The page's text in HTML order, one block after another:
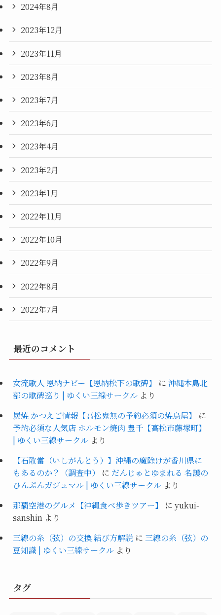
2024年8月
2023年12月
2023年11月
2023年8月
2023年7月
2023年6月
2023年4月
2023年2月
2023年1月
2022年11月
2022年10月
2022年9月
2022年8月
2022年7月
最近のコメント
女流歌人 恩納ナビー【恩納松下の歌碑】 に 沖縄本島北
部の歌碑巡り | ゆくい三線サークルより
炭焼 かつえご情報【高松鬼無の予約必須の焼鳥屋】
に
予約必須な人気店 ホルモン焼肉 豊千【高松市藤塚町】
| ゆくい三線サークルより
【石敢當（いしがんとう）】沖縄の魔除けが香川県に
もあるのか？（調査中）
に だんじゅとゆまれる 名護の
ひんぷんガジュマル | ゆくい三線サークルより
那覇空港のグルメ【沖縄食べ歩きツアー】
に yukui-
sanshinより
三線の糸（弦）の交換 結び方解説 に 三線の糸（弦）の
豆知識 | ゆくい三線サークルより
タグ